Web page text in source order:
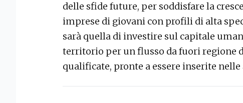
delle sfide future, per soddisfare la
imprese di giovani con profili di alta
sarà quella di investire sul capitale
territorio per un flusso da fuori regione
qualificate, pronte a essere inserite nelle